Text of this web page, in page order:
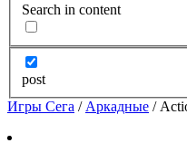
Search in content
post
Игры Сега / Аркадные /